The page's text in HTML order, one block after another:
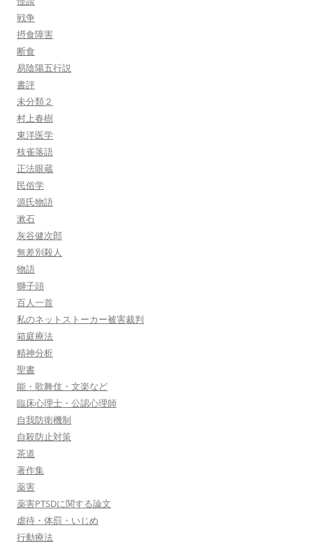
戦争
摂食障害
断食
易陰陽五行説
書評
未分類２
村上春樹
東洋医学
枝雀落語
正法眼蔵
民俗学
源氏物語
漱石
灰谷健次郎
無差別殺人
物語
獅子頭
百人一首
私のネットストーカー被害裁判
箱庭療法
精神分析
聖書
能・歌舞伎・文楽など
臨床心理士・公認心理師
自我防衛機制
自殺防止対策
茶道
著作集
薬害
薬害PTSDに関する論文
虐待・体罰・いじめ
行動療法